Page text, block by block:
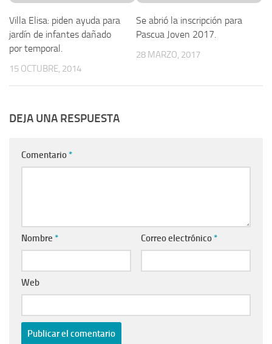
Villa Elisa: piden ayuda para
jardín de infantes dañado
por temporal.
15 OCTUBRE, 2014
Se abrió la inscripción para
Pascua Joven 2017.
28 MARZO, 2017
DEJA UNA RESPUESTA
Comentario *
Nombre * Correo electrónico *
Web